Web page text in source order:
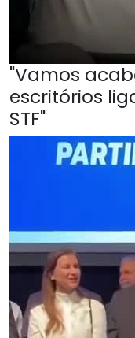
"Vamos
escritórios
STF"